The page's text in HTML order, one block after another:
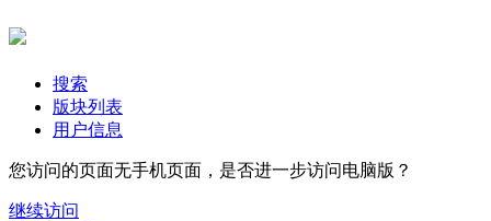
搜索
版块列表
用户信息
您访问的页面无手机页面，是否进一步访问电脑版？
继续访问